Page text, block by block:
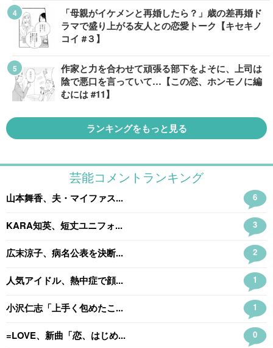
「母親がイケメンと再婚したら？」歳の差再婚ド
ラマで盛り上がる友人との恋愛トーク【キセキノ
コイ #３】
作家と力を合わせて頑張る部下をよそに、上司は
陰で悪口を言っていて…【この恋、ホンモノに編
むには #11】
ランキングをもっと見る